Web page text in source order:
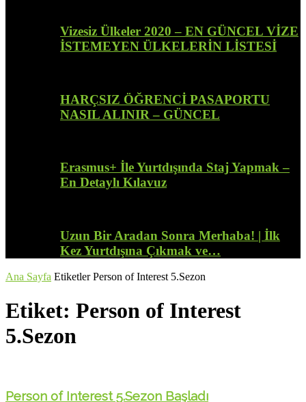
Vizesiz Ülkeler 2020 – EN GÜNCEL VİZE
İSTEMEYEN ÜLKELERİN LİSTESİ
HARÇSIZ ÖĞRENCİ PASAPORTU
NASIL ALINIR – GÜNCEL
Erasmus+ İle Yurtdışında Staj Yapmak –
En Detaylı Kılavuz
Uzun Bir Aradan Sonra Merhaba! | İlk
Kez Yurtdışına Çıkmak ve…
Ana Sayfa Etiketler Person of Interest 5.Sezon
Etiket: Person of Interest
5.Sezon
Person of Interest 5.Sezon Başladı